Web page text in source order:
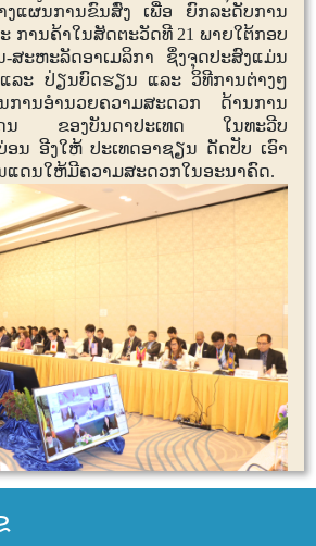
ງແຜນການຂົນສົ່ງ ເພື່ອ ຍົກລະດັບການ
ການຄ້າໃນສັດຕະວັດທີ 21 ພາຍໃຕ້ກອບ
ສະຫະລັດອາເມລິກາ ຊຶ່ງຈຸດປະສົງແມ່ນ
ລະ ປ່ຽນບົດຮຽນ ແລະ ວິທີການຕ່າງໆ
ການອໍານວຍຄວາມສະດວກ ດ້ານການ
ດນ ຂອງບັນດາປະເທດ ໃນທະວີບ
ອນ ອີງໃຫ້ ປະເທດອາຊຽນ ດັດປັບ ເອົາ
ແດນໃຫ້ມີຄວາມສະດວກໃນອະນາຄົດ.